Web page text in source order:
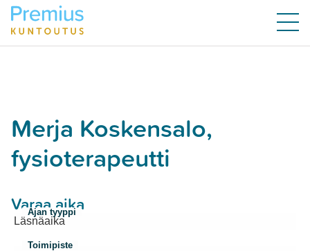
Merja Koskensalo,
fysioterapeutti
Varaa aika
Ajan tyyppi
Toimipiste